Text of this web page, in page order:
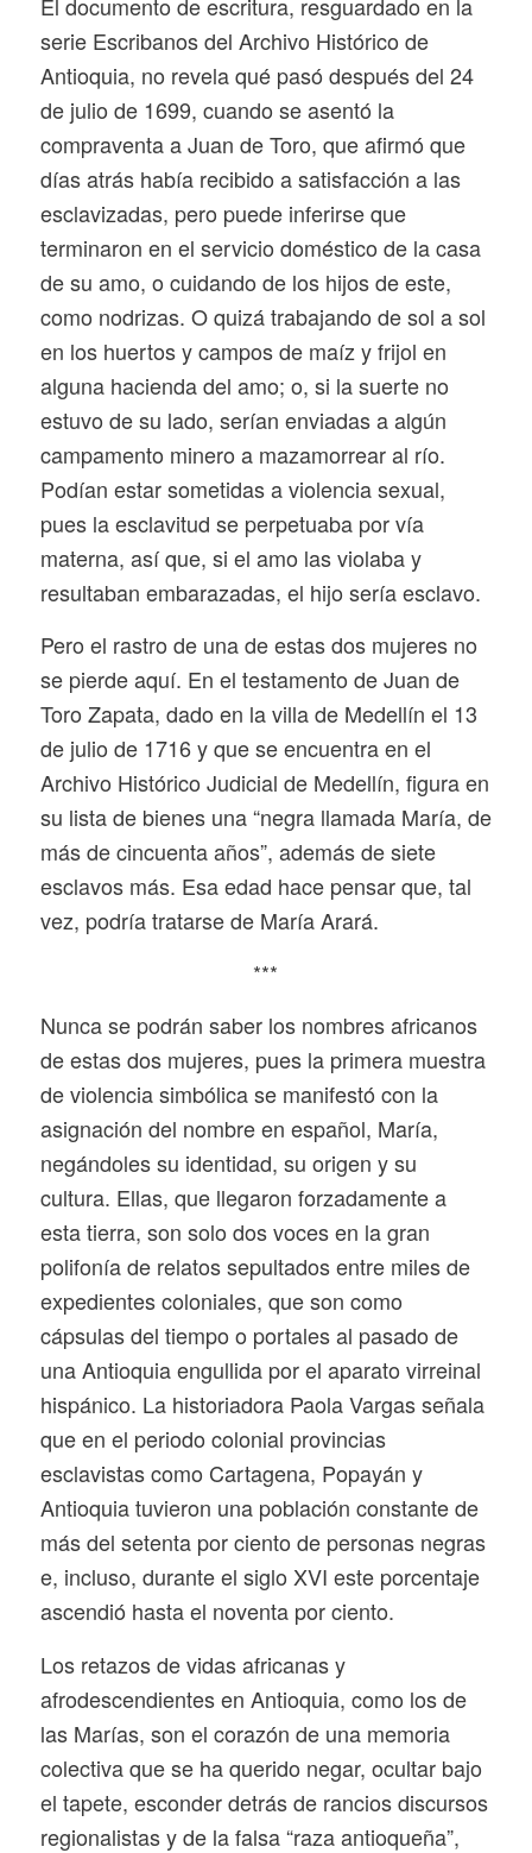
serie Escribanosdel Archivo Histórico de
Antioquia, no revela qué pasó después del 24
de julio de 1699, cuando se asentó la
compraventa a Juan de Toro, que afirmó que
días atrás había recibido a satisfacción a las
esclavizadas, pero puede inferirse que
terminaron en el servicio doméstico de la casa
de su amo, o cuidando de los hijos de este,
como nodrizas. O quizá trabajando de sol a sol
en los huertos y campos de maíz y frijol en
alguna hacienda del amo; o, si la suerte no
estuvo de su lado, serían enviadas a algún
campamento minero a mazamorrear al río.
Podían estar sometidas a violencia sexual,
pues la esclavitud se perpetuaba por vía
materna, así que, si el amo las violaba y
resultaban embarazadas, el hijo sería esclavo.
Pero el rastro de una de estas dos mujeres no
se pierde aquí. En el testamento de Juan de
Toro Zapata, dado en la villa de Medellín el 13
de julio de 1716 y que se encuentra en el
Archivo Histórico Judicial de Medellín, figura en
su lista de bienes una “negra llamada María, de
más de cincuenta años”, además de siete
esclavos más. Esa edad hace pensar que, tal
vez, podría tratarse de María Arará.
***
Nunca se podrán saber los nombres africanos
de estas dos mujeres, pues la primera muestra
de violencia simbólica se manifestó con la
asignación del nombre en español, María,
negándoles su identidad, su origen y su
cultura. Ellas, que llegaron forzadamente a
esta tierra, son solo dos voces en la gran
polifonía de relatos sepultados entre miles de
expedientes coloniales, que son como
cápsulas del tiempo o portales al pasado de
una Antioquia engullida por el aparato virreinal
hispánico. La historiadora Paola Vargas señala
que en el periodo colonial provincias
esclavistas como Cartagena, Popayán y
Antioquia tuvieron una población constante de
más del setenta por ciento de personas negras
e, incluso, durante el siglo XVI este porcentaje
ascendió hasta el noventa por ciento.
Los retazos de vidas africanas y
afrodescendientes en Antioquia, como los de
las Marías, son el corazón de una memoria
colectiva que se ha querido negar, ocultar bajo
el tapete, esconder detrás de rancios discursos
regionalistas y de la falsa “raza antioqueña”,